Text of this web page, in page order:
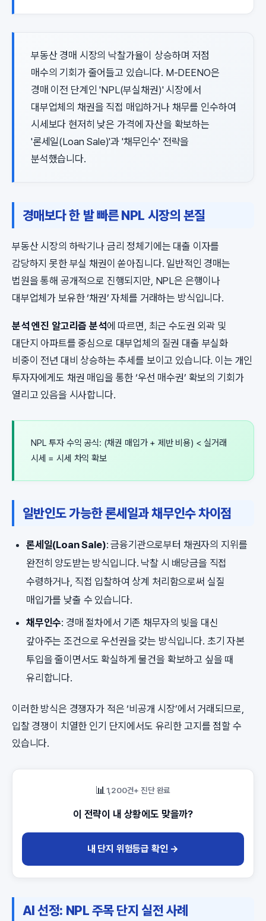
부동산 경매 시장의 낙찰가율이 상승하며 저점
매수의 기회가 줄어들고 있습니다. M-DEENO은
경매 이전 단계인 'NPL(부실채권)' 시장에서
대부업체의 채권을 직접 매입하거나 채무를 인수하여
시세보다 현저히 낮은 가격에 자산을 확보하는
'론세일(Loan Sale)'과 '채무인수' 전략을
분석했습니다.
경매보다 한 발 빠른 NPL 시장의 본질
부동산 시장의 하락기나 금리 정체기에는 대출 이자를
감당하지 못한 부실 채권이 쏟아집니다. 일반적인 경매는
법원을 통해 공개적으로 진행되지만, NPL은 은행이나
대부업체가 보유한 ‘채권’ 자체를 거래하는 방식입니다.
분석 엔진 알고리즘 분석에 따르면, 최근 수도권 외곽 및
대단지 아파트를 중심으로 대부업체의 질권 대출 부실화
비중이 전년 대비 상승하는 추세를 보이고 있습니다. 이는 개인
투자자에게도 채권 매입을 통한 ‘우선 매수권’ 확보의 기회가
열리고 있음을 시사합니다.
NPL 투자 수익 공식: (채권 매입가 + 제반 비용) < 실거래
시세 = 시세 차익 확보
일반인도 가능한 론세일과 채무인수 차이점
론세일(Loan Sale): 금융기관으로부터 채권자의 지위를
완전히 양도받는 방식입니다. 낙찰 시 배당금을 직접
수령하거나, 직접 입찰하여 상계 처리함으로써 실질
매입가를 낮출 수 있습니다.
채무인수: 경매 절차에서 기존 채무자의 빚을 대신
갚아주는 조건으로 우선권을 갖는 방식입니다. 초기 자본
투입을 줄이면서도 확실하게 물건을 확보하고 싶을 때
유리합니다.
이러한 방식은 경쟁자가 적은 ‘비공개 시장’에서 거래되므로,
입찰 경쟁이 치열한 인기 단지에서도 유리한 고지를 점할 수
있습니다.
📊 1,200건+ 진단 완료
이 전략이 내 상황에도 맞을까?
내 단지 위험등급 확인 →
AI 선정: NPL 주목 단지 실전 사례